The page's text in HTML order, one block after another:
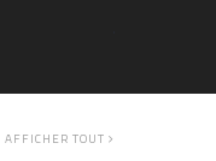
AFFICHER TOUT